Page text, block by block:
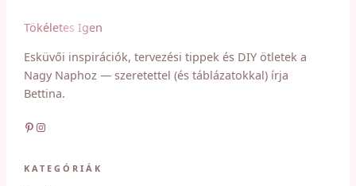
Tökéletes Igen
Esküvői inspirációk, tervezési tippek és DIY ötletek a
Nagy Naphoz — szeretettel (és táblázatokkal) írja
Bettina.
Pinterest Instagram
KATEGÓRIÁK